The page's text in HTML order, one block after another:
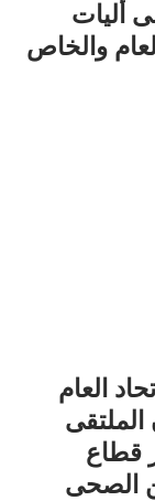
أليات
والخاص
العام
الملتقى
قطاع
الصحى